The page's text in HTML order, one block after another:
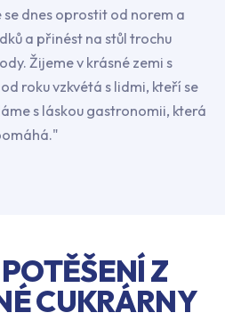
dnes oprostit od norem a
a přinést na stůl trochu
Žijeme v krásné zemi s
roku vzkvétá s lidmi, kteří se
s láskou gastronomii, která
Z
CUKRÁRNY